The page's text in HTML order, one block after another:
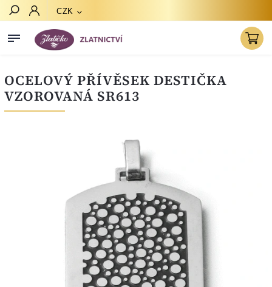
CZK
OCELOVÝ PŘÍVĚSEK DESTIČKA
VZOROVANÁ SR613